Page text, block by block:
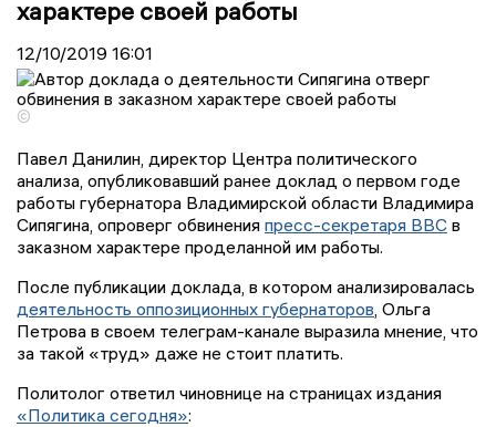
характере своей работы
12/10/2019 16:01
©
Павел Данилин, директор Центра политического
анализа, опубликовавший ранее доклад о первом годе
работы губернатора Владимирской области Владимира
Сипягина, опроверг обвинения пресс-секретаря ВВС в
заказном характере проделанной им работы.
После публикации доклада, в котором анализировалась
деятельность оппозиционных губернаторов , Ольга
Петрова в своем телеграм-канале выразила мнение, что
за такой «труд» даже не стоит платить.
Политолог ответил чиновнице на страницах издания
«Политика сегодня»: